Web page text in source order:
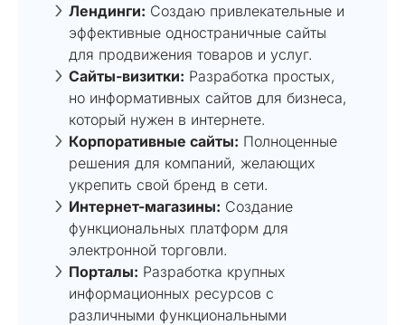
Лендинги: Создаю привлекательные и
эффективные одностраничные сайты
для продвижения товаров и услуг.
Сайты-визитки: Разработка простых,
но информативных сайтов для бизнеса,
который нужен в интернете.
Корпоративные сайты: Полноценные
решения для компаний, желающих
укрепить свой бренд в сети.
Интернет-магазины: Создание
функциональных платформ для
электронной торговли.
Порталы: Разработка крупных
информационных ресурсов с
различными функциональными